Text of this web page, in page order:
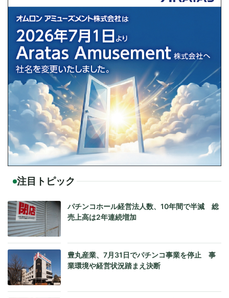
注目トピック
パチンコホール経営法人数、10年間で半減 総
売上高は2年連続増加
豊丸産業、7月31日でパチンコ事業を停止 事
業環境や経営状況踏まえ決断